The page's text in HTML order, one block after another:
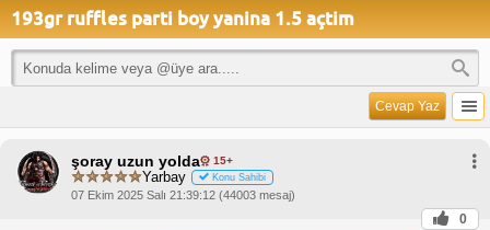
193gr ruffles parti boy yanina 1.5 açtim
Cevap Yaz
şoray uzun yolda 15+
Yarbay Konu Sahibi
07 Ekim 2025 Salı 21:39:12 (44003 mesaj)
0